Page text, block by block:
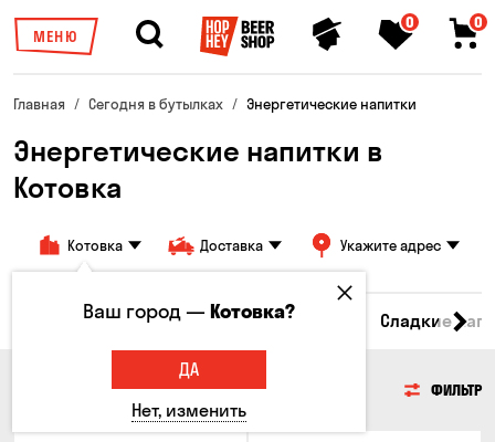
МЕНЮ
0 0
Главная Сегодня в бутылках Энергетические напитки
Энергетические напитки в
Котовка
Котовка Доставка Укажите адрес
Вода Энергетические напитки Сладкие
ЭНЕРГЕТИЧЕСКИЕ НАПИТКИ ФИЛЬТР
Ваш город —Котовка?
ДА
Нет, изменить